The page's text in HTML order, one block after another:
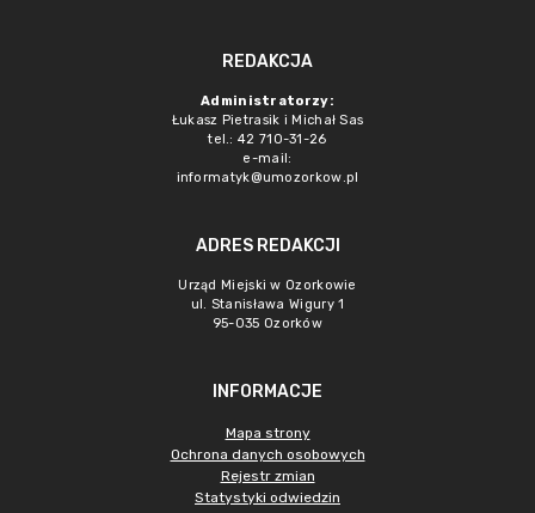
REDAKCJA
Administratorzy:
Łukasz Pietrasik i Michał Sas
tel.: 42 710-31-26
e-mail:
informatyk@umozorkow.pl
ADRES REDAKCJI
Urząd Miejski w Ozorkowie
ul. Stanisława Wigury 1
95-035 Ozorków
INFORMACJE
Mapa strony
Ochrona danych osobowych
Rejestr zmian
Statystyki odwiedzin